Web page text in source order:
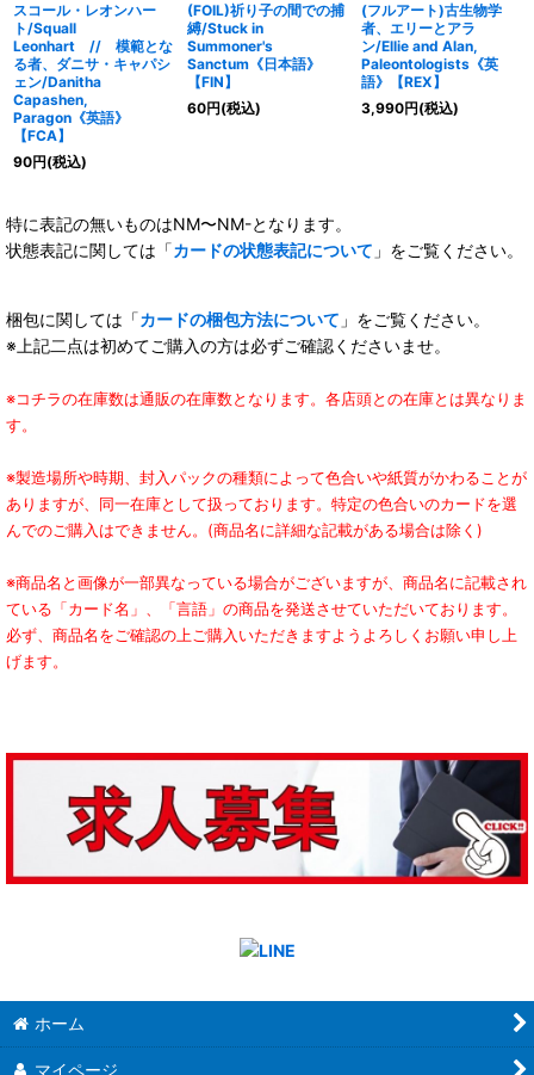
スコール・レオンハー
ト/Squall
Leonhart // 模範とな
る者、ダニサ・キャパシ
ェン/Danitha
Capashen,
Paragon《英語》
【FCA】
90円(税込)
(FOIL)祈り子の間での捕
縛/Stuck in
Summoner's
Sanctum《日本語》
【FIN】
60円(税込)
(フルアート)古生物学
者、エリーとアラ
ン/Ellie and Alan,
Paleontologists《英
語》【REX】
3,990円(税込)
特に表記の無いものはNM〜NM-となります。
状態表記に関しては「カードの状態表記について 」をご覧ください。
梱包に関しては「カードの梱包方法について 」をご覧ください。
※上記二点は初めてご購入の方は必ずご確認くださいませ。
※コチラの在庫数は通販の在庫数となります。各店頭との在庫とは異なりま
す。
※製造場所や時期、封入パックの種類によって色合いや紙質がかわることが
ありますが、同一在庫として扱っております。特定の色合いのカードを選
んでのご購入はできません。(商品名に詳細な記載がある場合は除く)
※商品名と画像が一部異なっている場合がございますが、商品名に記載され
ている「カード名」、「言語」の商品を発送させていただいております。
必ず、商品名をご確認の上ご購入いただきますようよろしくお願い申し上
げます。
ホーム
マイページ